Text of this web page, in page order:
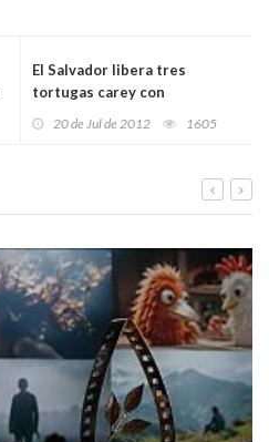
El Salvador libera tres
tortugas carey con
20 de Jul de 2012 1605